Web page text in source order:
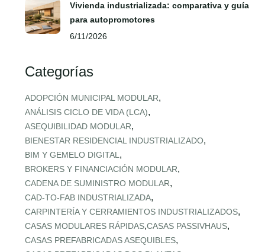
Vivienda industrializada: comparativa y guía
para autopromotores
6/11/2026
Categorías
ADOPCIÓN MUNICIPAL MODULAR,
ANÁLISIS CICLO DE VIDA (LCA),
ASEQUIBILIDAD MODULAR,
BIENESTAR RESIDENCIAL INDUSTRIALIZADO,
BIM Y GEMELO DIGITAL ,
BROKERS Y FINANCIACIÓN MODULAR,
CADENA DE SUMINISTRO MODULAR,
CAD‑TO‑FAB INDUSTRIALIZADA,
CARPINTERÍA Y CERRAMIENTOS INDUSTRIALIZADOS,
CASAS MODULARES RÁPIDAS,CASAS PASSIVHAUS,
CASAS PREFABRICADAS ASEQUIBLES,